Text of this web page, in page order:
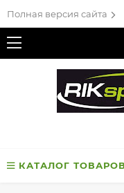
Полная версия сайта
КАТАЛОГ ТОВАРОВ